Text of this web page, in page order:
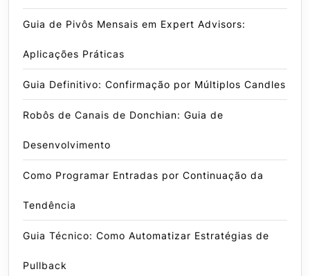
Guia de Pivôs Mensais em Expert Advisors:
Aplicações Práticas
Guia Definitivo: Confirmação por Múltiplos Candles
Robôs de Canais de Donchian: Guia de
Desenvolvimento
Como Programar Entradas por Continuação da
Tendência
Guia Técnico: Como Automatizar Estratégias de
Pullback